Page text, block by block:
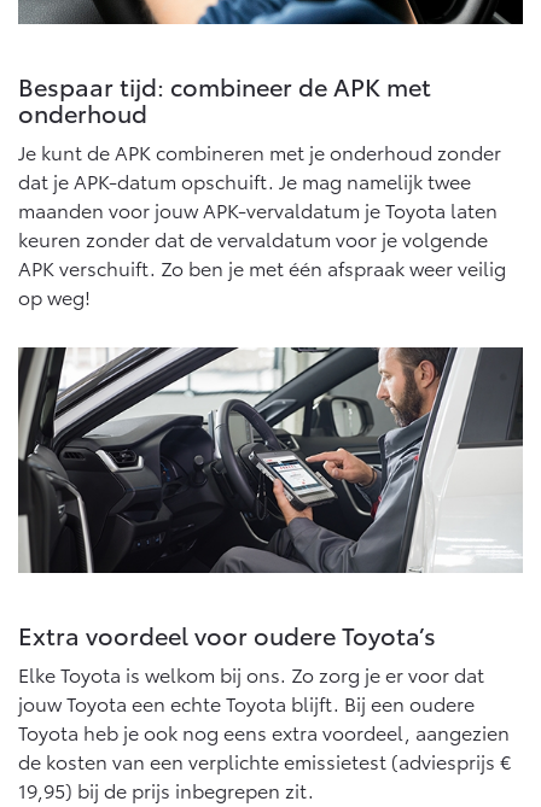
BATTERIJ-ELEKTRISCH
Vanaf € 39.995,-
bZ4X Touring
BATTERIJ-ELEKTRISCH
Vanaf € 48.995,-
Mirai
WATERSTOF-ELEKTRISCH
Vanaf € 76.695,-
Proace City (excl. BTW)
OOK ALS BATTERIJ-
ELEKTRISCH
Vanaf € 27.945,-
Proace (excl. BTW)
OOK ALS BATTERIJ-
ELEKTRISCH
Proace Verso
BATTERIJ-ELEKTRISCH
Bespaar tijd: combineer de APK met
onderhoud
Je kunt de APK combineren met je onderhoud zonder
dat je APK-datum opschuift. Je mag namelijk twee
maanden voor jouw APK-vervaldatum je Toyota laten
keuren zonder dat de vervaldatum voor je volgende
APK verschuift. Zo ben je met één afspraak weer veilig
op weg!
Extra voordeel voor oudere Toyota’s
Elke Toyota is welkom bij ons. Zo zorg je er voor dat
jouw Toyota een echte Toyota blijft. Bij een oudere
Toyota heb je ook nog eens extra voordeel, aangezien
de kosten van een verplichte emissietest (adviesprijs €
19,95) bij de prijs inbegrepen zit.